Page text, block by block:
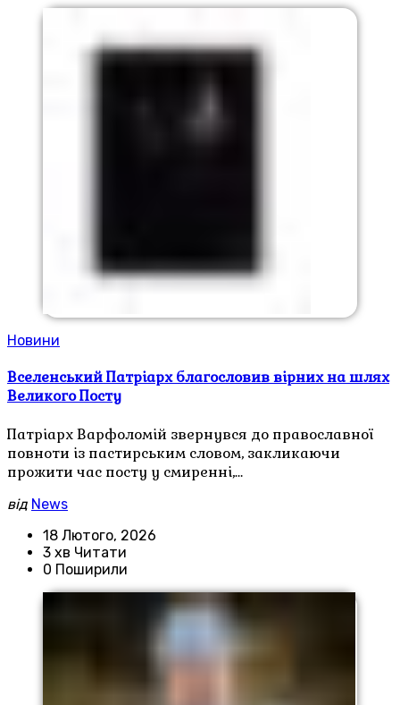
Новини
Вселенський Патріарх благословив вірних на шлях
Великого Посту
Патріарх Варфоломій звернувся до православної
повноти із пастирським словом, закликаючи
прожити час посту у смиренні,…
від News
18 Лютого, 2026
3 хв Читати
0 Поширили